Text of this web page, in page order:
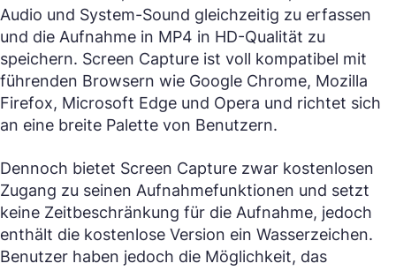
Audio und System-Sound gleichzeitig zu erfassen
und die Aufnahme in MP4 in HD-Qualität zu
speichern. Screen Capture ist voll kompatibel mit
führenden Browsern wie Google Chrome, Mozilla
Firefox, Microsoft Edge und Opera und richtet sich
an eine breite Palette von Benutzern.
Dennoch bietet Screen Capture zwar kostenlosen
Zugang zu seinen Aufnahmefunktionen und setzt
keine Zeitbeschränkung für die Aufnahme, jedoch
enthält die kostenlose Version ein Wasserzeichen.
Benutzer haben jedoch die Möglichkeit, das